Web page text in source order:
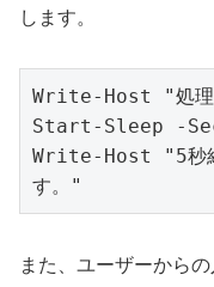
します。
Write-Host "処理
Start-Sleep -
Write-Host "5秒経
す。"
また、ユーザーから